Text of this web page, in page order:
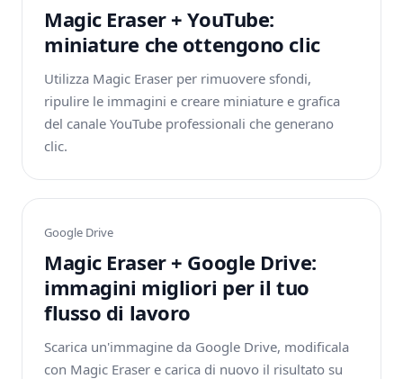
Magic Eraser + YouTube:
miniature che ottengono clic
Utilizza Magic Eraser per rimuovere sfondi,
ripulire le immagini e creare miniature e grafica
del canale YouTube professionali che generano
clic.
Google Drive
Magic Eraser + Google Drive:
immagini migliori per il tuo
flusso di lavoro
Scarica un'immagine da Google Drive, modificala
con Magic Eraser e carica di nuovo il risultato su